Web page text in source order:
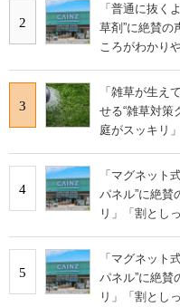
2
「普通に抜く
草剤”に絶賛
ころがわかり
3
「雑草が生え
せる“雑草対
庭がスッキリ」
4
「マグネット
パネル”に絶
リ」「割とし
5
「マグネット
パネル”に絶
リ」「割とし